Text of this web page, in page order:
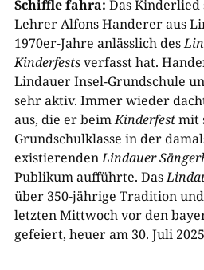
Schiffle fahra: Das
Lehrer Alfons Handerer aus
1970er-Jahre anlässlich des
Kinderfestsverfasst hat.
Lindauer Insel-Grundschule
sehr aktiv. Immer wieder
aus, die er beimKinderfestmit
Grundschulklasse in der
existierendenLindauer Sänge
Publikum aufführte. Das
über 350-jährige Tradition
letzten Mittwoch vor den
gefeiert, heuer am 30. Juli